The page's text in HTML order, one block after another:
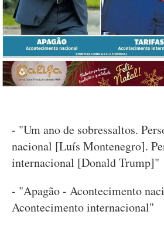
- "Um ano de sobressaltos.
nacional [Luís Montenegro].
internacional [Donald Trump]"
- "Apagão - Acontecimento
Acontecimento internacional"